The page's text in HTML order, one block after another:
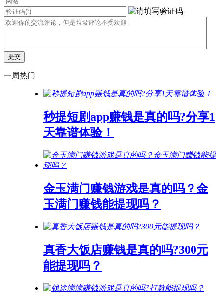
一周热门
秒提短剧app赚钱是真的吗?分享1
天靠谱体验！
金玉满门赚钱游戏是真的吗？金
玉满门赚钱能提现吗？
真香大饭店赚钱是真的吗?300元
能提现吗？